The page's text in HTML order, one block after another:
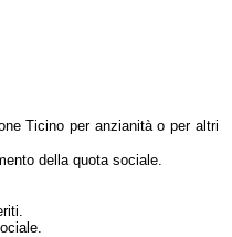
Ticino per anzianità o per altri
della quota sociale.